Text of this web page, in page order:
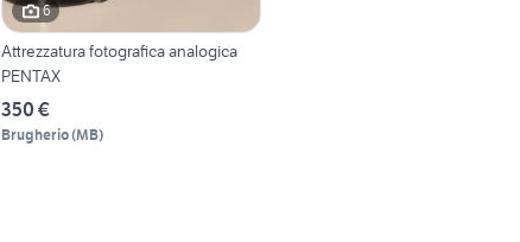
6
Attrezzatura fotografica analogica
PENTAX
350 €
Brugherio(MB)